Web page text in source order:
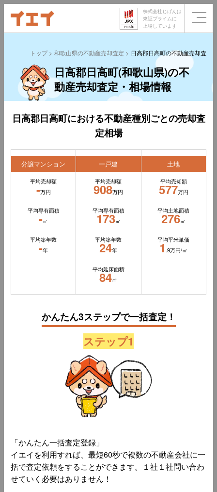
株式会社じげんは
東証プライムに
上場しています
トップ 和歌山県の不動産売却査定 日高郡日高町の不動産売却査定
日高郡日高町(和歌山県)の不
動産売却査定・相場情報
日高郡日高町における不動産種別ごとの売却査
定相場
分譲マンション
平均売却額
-万円
平均専有面積
-㎡
平均築年数
-年
一戸建
平均売却額
908万円
平均専有面積
173㎡
平均築年数
24年
平均延床面積
84㎡
土地
平均売却額
577万円
平均土地面積
276㎡
平均平米単価
1 .9万円/㎡
かんたん3ステップで一括査定！
ステップ1
「かんたん一括査定登録」
イエイを利用すれば、最短60秒で複数の不動産会社に一
括で査定依頼をすることができます。１社１社問い合わ
せていく必要はありません！